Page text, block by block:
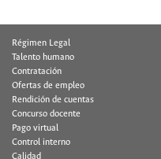
Régimen Legal
Talento humano
Contratación
Ofertas de empleo
Rendición de cuentas
Concurso docente
Pago virtual
Control interno
Calidad